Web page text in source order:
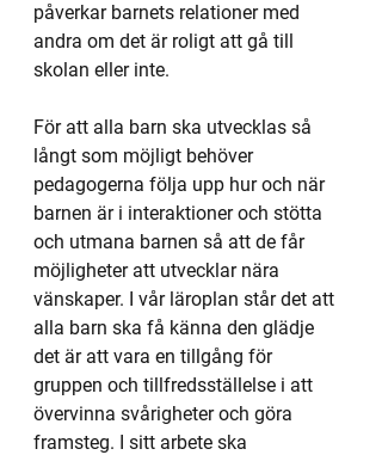
påverkar barnets relationer med
andra om det är roligt att gå till
skolan eller inte.
För att alla barn ska utvecklas så
långt som möjligt behöver
pedagogerna följa upp hur och när
barnen är i interaktioner och stötta
och utmana barnen så att de får
möjligheter att utvecklar nära
vänskaper. I vår läroplan står det att
alla barn ska få känna den glädje
det är att vara en tillgång för
gruppen och tillfredsställelse i att
övervinna svårigheter och göra
framsteg. I sitt arbete ska